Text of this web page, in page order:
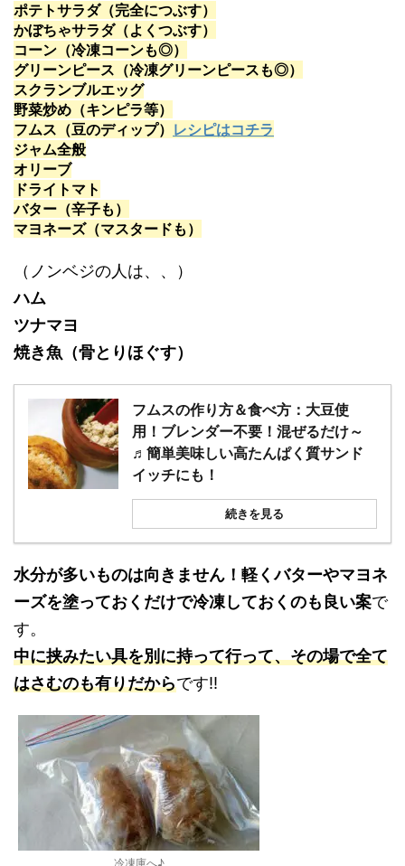
ポテトサラダ（完全につぶす）
かぼちゃサラダ（よくつぶす）
コーン（冷凍コーンも◎）
グリーンピース（冷凍グリーンピースも◎）
スクランブルエッグ
野菜炒め（キンピラ等）
フムス（豆のディップ） レシピはコチラ
ジャム全般
オリーブ
ドライトマト
バター（辛子も）
マヨネーズ（マスタードも）
（ノンベジの人は、、）
ハム
ツナマヨ
焼き魚（骨とりほぐす）
フムスの作り方＆食べ方：大豆使
用！ブレンダー不要！混ぜるだけ～
♬簡単美味しい高たんぱく質サンド
イッチにも！
続きを見る
水分が多いものは向きません！軽くバターやマヨネ
ーズを塗っておくだけで冷凍しておくのも良い案で
す。
中に挟みたい具を別に持って行って、その場で全て
はさむのも有りだからです!!
冷凍庫へ♪